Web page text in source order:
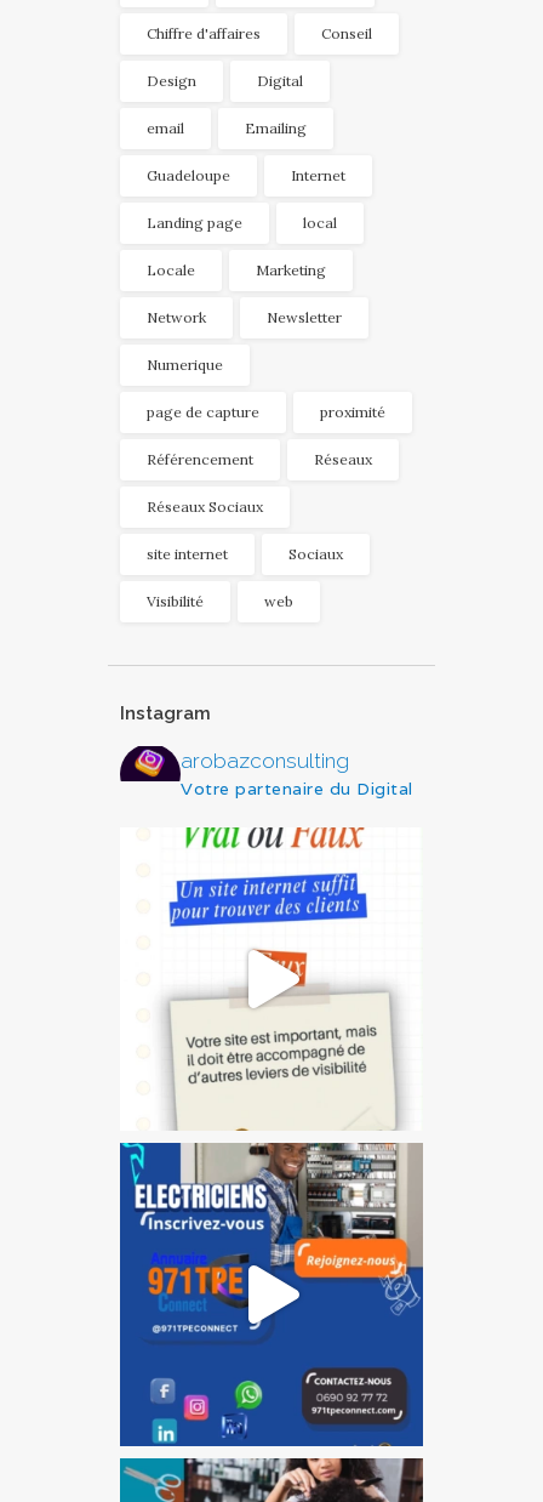
Chiffre d'affaires Conseil
Design Digital
email Emailing
Guadeloupe Internet
Landing page local
Locale Marketing
Network Newsletter
Numerique
page de capture proximité
Référencement Réseaux
Réseaux Sociaux
site internet Sociaux
Visibilité web
Instagram
arobazconsulting
Votre partenaire du Digital